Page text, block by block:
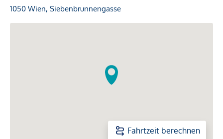
1050 Wien, Siebenbrunnengasse
Fahrtzeit berechnen